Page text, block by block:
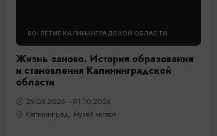
80-ЛЕТИЕ КАЛИНИНГРАДСКОЙ ОБЛАСТИ
Жизнь заново. История образования
и становления Калининградской
области
29.05.2026 - 01.10.2026
Калининград, Музей янтаря